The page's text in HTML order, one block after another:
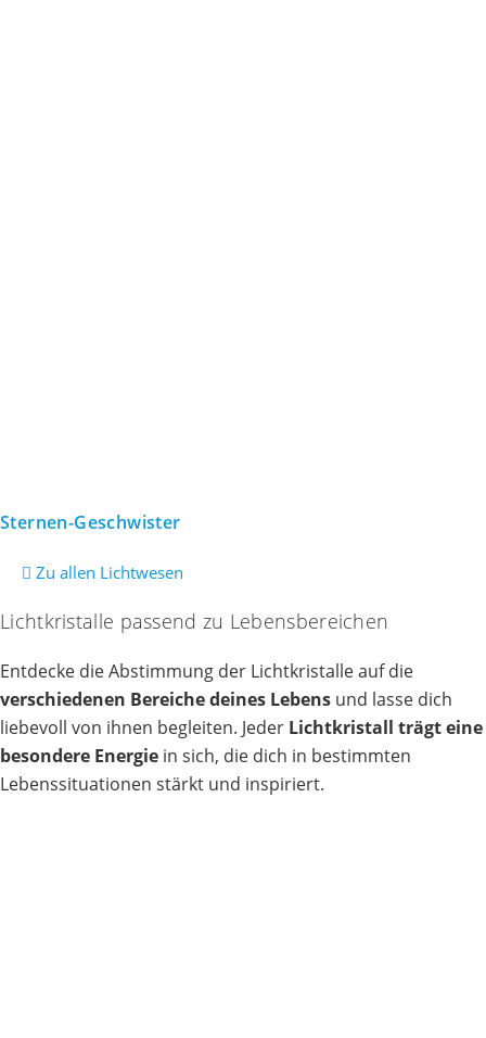
Sternen-Geschwister
Zu allen Lichtwesen
Lichtkristalle passend zu Lebensbereichen
Entdecke die Abstimmung der Lichtkristalle auf die
verschiedenen Bereiche deines Lebens und lasse dich
liebevoll von ihnen begleiten. Jeder Lichtkristall trägt eine
besondere Energie in sich, die dich in bestimmten
Lebenssituationen stärkt und inspiriert.